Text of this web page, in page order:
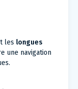
les longues
une navigation